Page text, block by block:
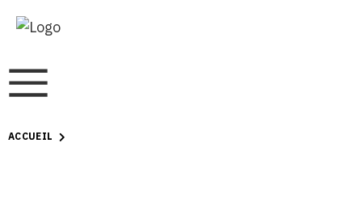
ACCUEIL